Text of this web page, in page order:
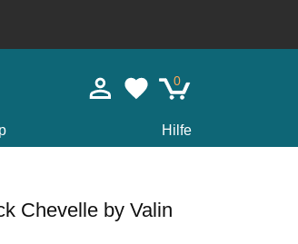
0
Hilfe
Chevelle by Valin